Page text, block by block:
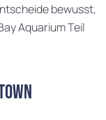
bewusst,
Aquarium Teil